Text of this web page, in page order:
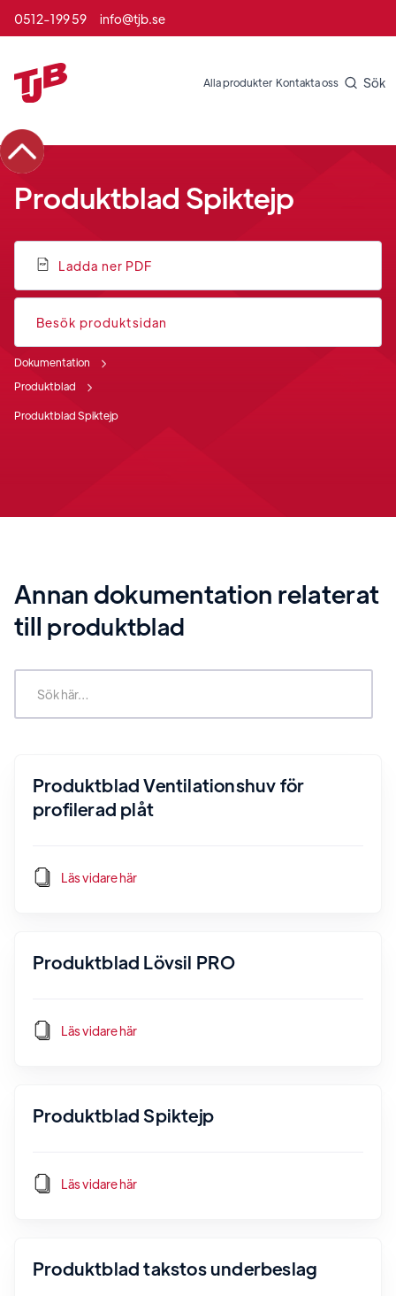
0512-199 59 info@tjb.se
Alla produkter Kontakta oss Sök
Produktblad Spiktejp
Ladda ner PDF
Besök produktsidan
Dokumentation
Produktblad
Produktblad Spiktejp
Annan dokumentation relaterat
till produktblad
Produktblad Ventilationshuv för
profilerad plåt
Läs vidare här
Produktblad Lövsil PRO
Läs vidare här
Produktblad Spiktejp
Läs vidare här
Produktblad takstos underbeslag